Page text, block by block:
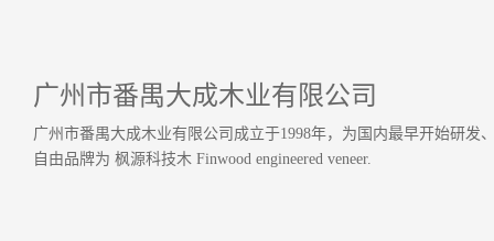
广州市番禺大成木业有限公司
广州市番禺大成木业有限公司成立于1998年，为国内最早开始研发
自由品牌为 枫源科技木 Finwood engineered veneer.